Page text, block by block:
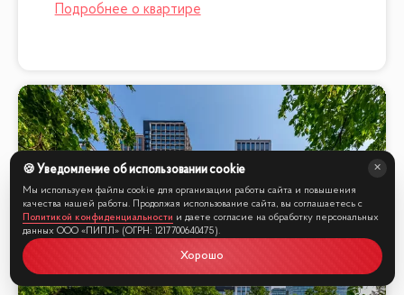
🍪 Уведомление об использовании cookie
Мы используем файлы cookie для организации работы сайта и повышения
качества нашей работы. Продолжая использование сайта, вы соглашаетесь с
Политикой конфиденциальности и даете согласие на обработку персональных
данных ООО «ПИПЛ» (ОГРН: 1217700640475).
Хорошо